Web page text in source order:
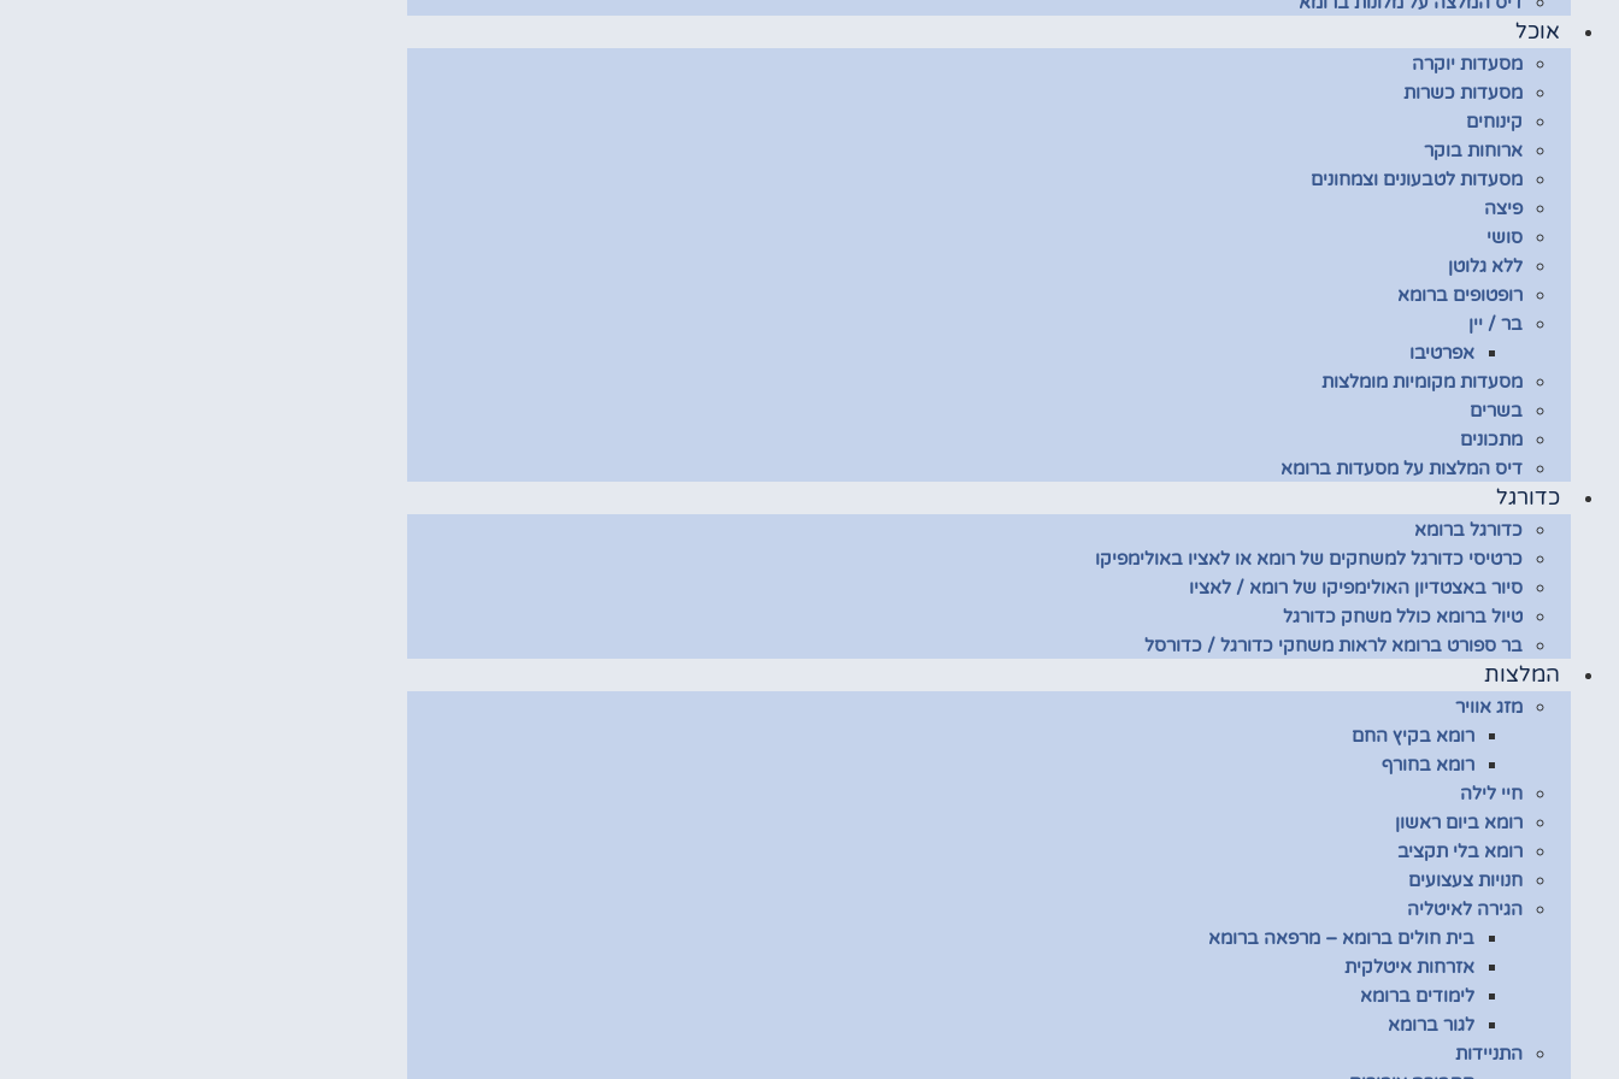
אוכל
מסעדות יוקרה
מסעדות כשרות
קינוחים
ארוחות בוקר
מסעדות לטבעונים וצמחונים
פיצה
סושי
ללא גלוטן
רופטופים ברומא
בר / יין
אפרטיבו
מסעדות מקומיות מומלצות
בשרים
מתכונים
דיס המלצות על מסעדות ברומא
כדורגל
כדורגל ברומא
כרטיסי כדורגל למשחקים של רומא או לאציו באולימפיקו
סיור באצטדיון האולימפיקו של רומא / לאציו
טיול ברומא כולל משחק כדורגל
בר ספורט ברומא לראות משחקי כדורגל / כדורסל
המלצות
מזג אוויר
רומא בקיץ החם
רומא בחורף
חיי לילה
רומא ביום ראשון
רומא בלי תקציב
חנויות צעצועים
הגירה לאיטליה
בית חולים ברומא – מרפאה ברומא
אזרחות איטלקית
לימודים ברומא
לגור ברומא
התניידות